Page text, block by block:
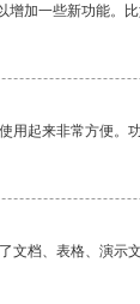
加一些新功能。
用起来非常方便。
文档、表格、演示